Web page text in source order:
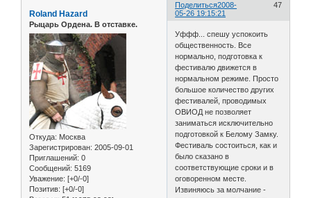
Поделиться 47
2008-
05-26 19:15:21
Roland Hazard
Рыцарь Ордена. В отставке.
Откуда: Москва
Зарегистрирован: 2005-09-01
Приглашений: 0
Сообщений: 5169
Уважение: [+0/-0]
Позитив: [+0/-0]
Уффф... спешу успокоить
общественность. Все
нормально, подготовка к
фестивалю движется в
нормальном режиме. Просто
большое количество других
фестивалей, проводимых
ОВИОД не позволяет
заниматься исключительно
подготовкой к Белому Замку.
Фестиваль состоиться, как и
было сказано в
соответствующие сроки и в
оговоренном месте.
Извиняюсь за молчание -